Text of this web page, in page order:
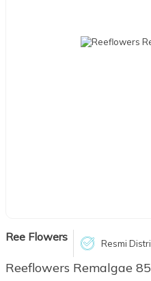
Ree Flowers Resmi
Reeflowers Remalgae